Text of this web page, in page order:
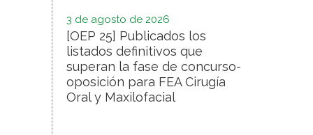
3 de agosto de 2026
[OEP 25] Publicados los
listados definitivos que
superan la fase de concurso-
oposición para FEA Cirugía
Oral y Maxilofacial